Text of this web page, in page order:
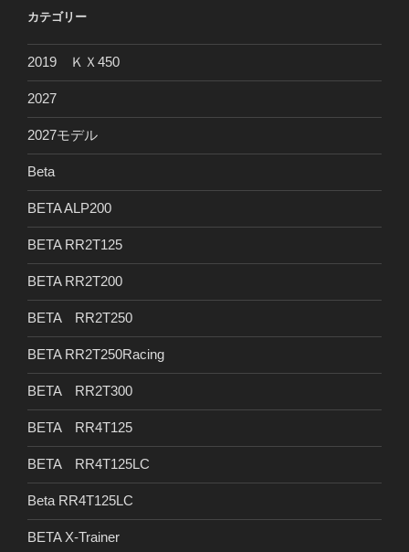
カテゴリー
2019 ＫＸ450
2027
2027モデル
Beta
BETA ALP200
BETA RR2T125
BETA RR2T200
BETA RR2T250
BETA RR2T250Racing
BETA RR2T300
BETA RR4T125
BETA RR4T125LC
Beta RR4T125LC
BETA X-Trainer